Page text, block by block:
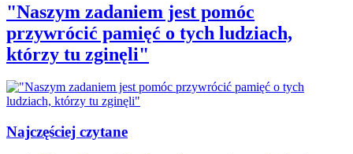
"Naszym zadaniem jest pomóc
przywrócić pamięć o tych ludziach,
którzy tu zginęli"
Najczęściej czytane